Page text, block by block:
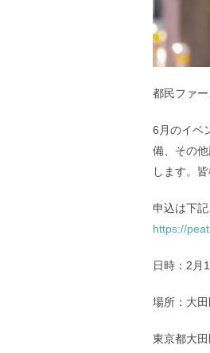
都民ファ
6月のイベ
備、その
します。
申込は下記
https://
日時：2月
場所：大
東京都大